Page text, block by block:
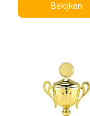
Bekijken